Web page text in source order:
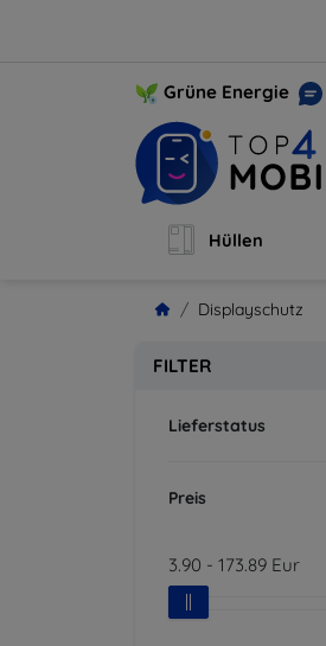
Grüne Energie
Hüllen
Displayschutz
FILTER
Lieferstatus
Preis
3.90 - 173.89 Eur